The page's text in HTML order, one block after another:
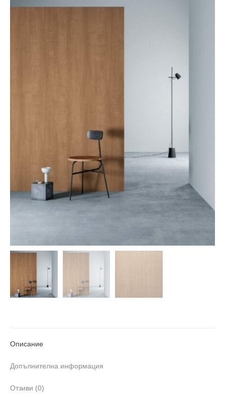
Описание
Допълнителна информация
Отзиви (0)